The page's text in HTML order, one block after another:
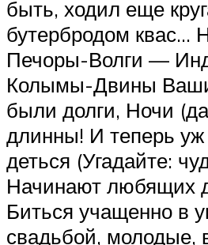
быть, ходил еще
бутербродом квас…
Печоры-Волги —
Колымы-Двины
были долги, Ночи
длинны! И теперь уж
деться (Угадайте:
Начинают любящих
Биться учащенно в
свадьбой, молодые,